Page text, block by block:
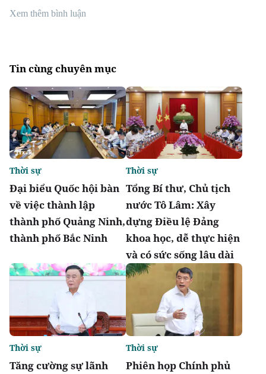
Xem thêm bình luận
Tin cùng chuyên mục
Đại biểu Quốc hội bàn
về việc thành lập
thành phố Quảng Ninh,
thành phố Bắc Ninh
Thời sự
Tổng Bí thư, Chủ tịch
nước Tô Lâm: Xây
dựng Điều lệ Đảng
khoa học, dễ thực hiện
và có sức sống lâu dài
Thời sự
Tăng cường sự lãnh
Thời sự
Phiên họp Chính phủ
Thời sự